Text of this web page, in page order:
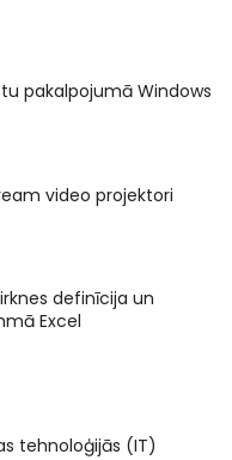
pakalpojumā Windows
video projektori
definīcija un
Excel
tehnoloģijās (IT)